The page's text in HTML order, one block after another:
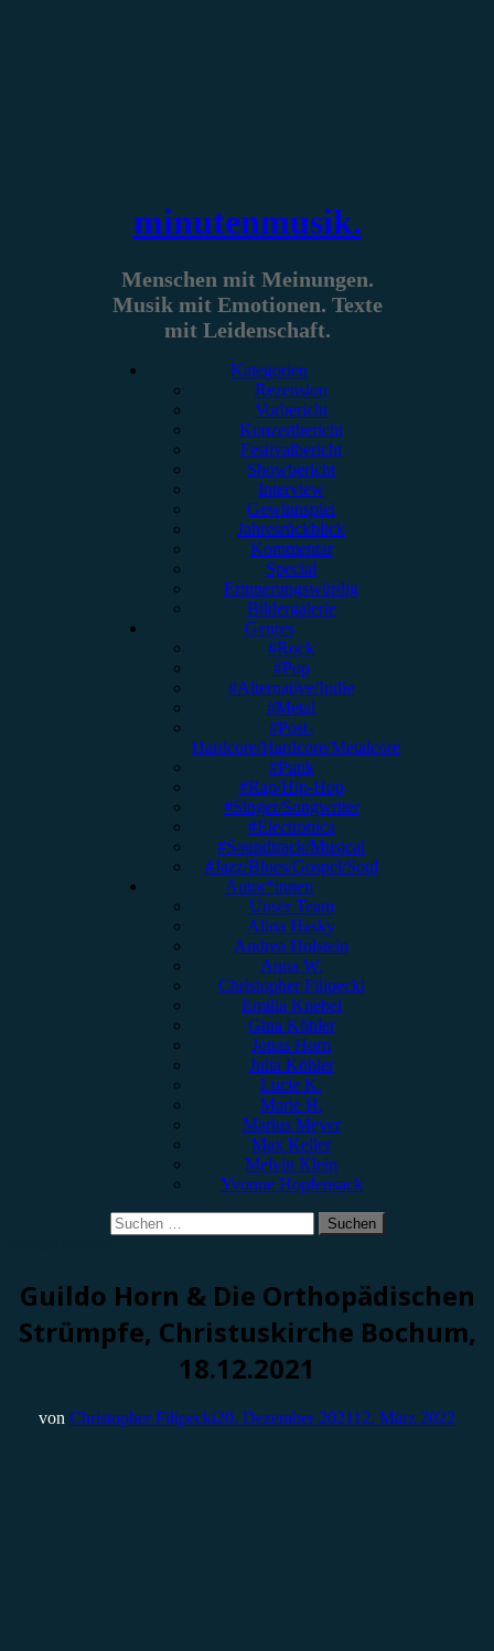
minutenmusik.
Menschen mit Meinungen.
Musik mit Emotionen. Texte
mit Leidenschaft.
Kategorien
Rezension
Vorbericht
Konzertbericht
Festivalbericht
Showbericht
Interview
Gewinnspiel
Jahresrückblick
Kommentar
Special
Erinnerungswürdig
Bildergalerie
Genres
#Rock
#Pop
#Alternative/Indie
#Metal
#Post-
Hardcore/Hardcore/Metalcore
#Punk
#Rap/Hip-Hop
#Singer/Songwriter
#Electronica
#Soundtrack/Musical
#Jazz/Blues/Gospel/Soul
Autor*innen
Unser Team
Alina Hasky
Andrea Holstein
Anna W.
Christopher Filipecki
Emilia Knebel
Gina Köhler
Jonas Horn
Julia Köhler
Lucie K.
Marie H.
Marius Meyer
Max Keller
Melvin Klein
Yvonne Hopfensack
Suchen
nach:
Guildo Horn & Die Orthopädischen
Strümpfe, Christuskirche Bochum,
18.12.2021
von Christopher Filipecki20. Dezember 202112. März 2022